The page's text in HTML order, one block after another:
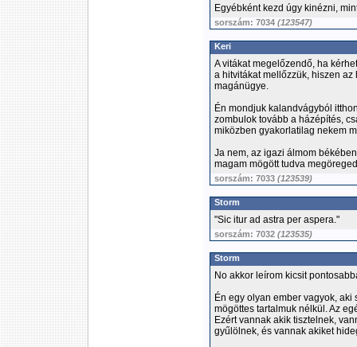
Egyébként kezd úgy kinézni,
sorszám: 7034 (123547)
Keri
A vitákat megelőzendő, ha
a hitvitákat mellőzzük, hiszen
magánügye.
Én mondjuk kalandvágyból
zombulok tovább a házépítés,
miközben gyakorlatilag nekem
Ja nem, az igazi álmom
magam mögött tudva
sorszám: 7033 (123539)
Storm
"Sic itur ad astra per aspera."
sorszám: 7032 (123535)
Storm
No akkor leírom kicsit
Én egy olyan ember vagyok,
mögöttes tartalmuk nélkül. Az
Ezért vannak akik tisztelnek,
gyűlölnek, és vannak akiket